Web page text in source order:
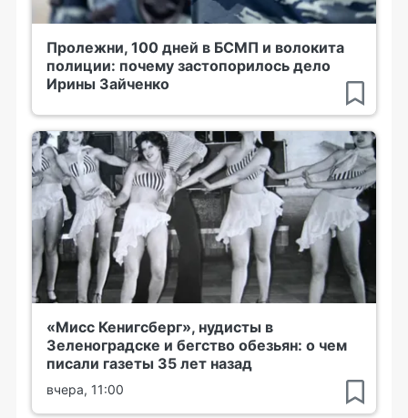
Пролежни, 100 дней в БСМП и волокита
полиции: почему застопорилось дело
Ирины Зайченко
«Мисс Кенигсберг», нудисты в
Зеленоградске и бегство обезьян: о чем
писали газеты 35 лет назад
вчера, 11:00